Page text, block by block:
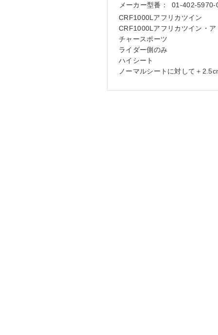
メーカー型番：
01-402-5970-
CRF1000Lアフリカツイン
CRF1000Lアフリカツイン・ア
チャースポーツ
ライダー側のみ
ハイシート
ノーマルシートに対して＋